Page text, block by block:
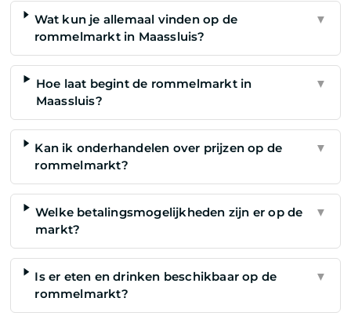
Wat kun je allemaal vinden op de
rommelmarkt in Maassluis?
▼
Hoe laat begint de rommelmarkt in
Maassluis?
▼
Kan ik onderhandelen over prijzen op de
rommelmarkt?
▼
Welke betalingsmogelijkheden zijn er op de
markt?
▼
Is er eten en drinken beschikbaar op de
rommelmarkt?
▼